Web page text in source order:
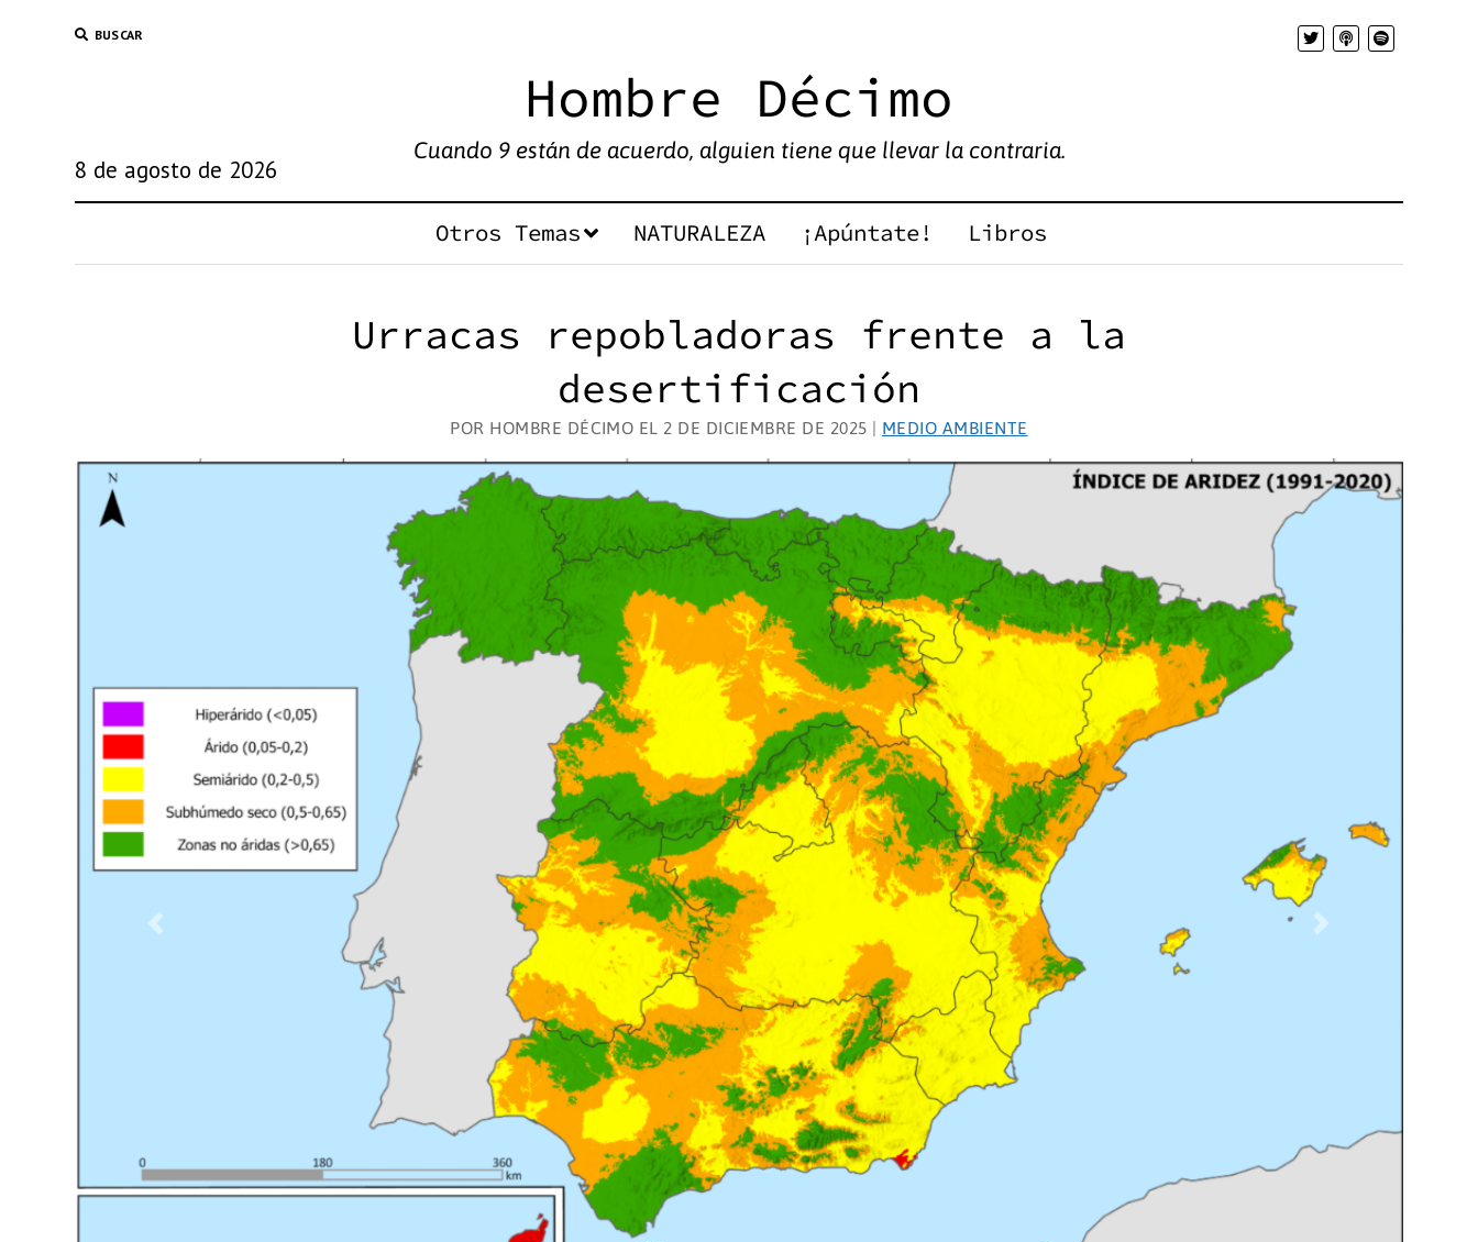
BUSCAR
Hombre Décimo
8 de agosto de 2026
Cuando 9 están de acuerdo, alguien tiene que llevar la contraria.
Otros Temas NATURALEZA ¡Apúntate! Libros
Urracas repobladoras frente a la
desertificación
POR HOMBRE DÉCIMO EL 2 DE DICIEMBRE DE 2025 | MEDIO AMBIENTE